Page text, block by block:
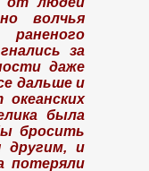
волчья
за
даже
дальше и
была
бросить
другим, и
потеряли